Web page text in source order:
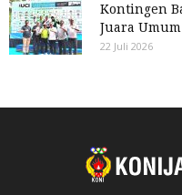
Kontingen
Juara
22 Juli 2026